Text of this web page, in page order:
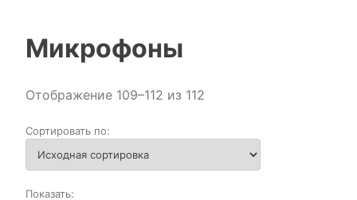
Микрофоны
Отображение 109–112 из 112